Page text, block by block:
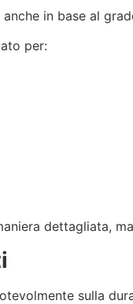
in base al
per:
dettagliata,
sulla